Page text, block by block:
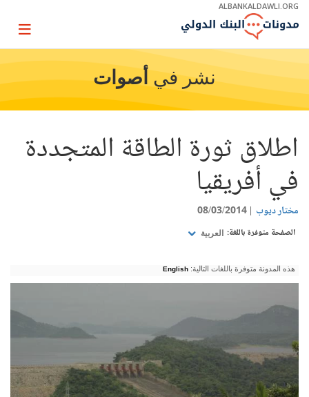
Skip
Main
ALBANKALDAWLI.ORG
Page
نشر في أصوات
اطلاق ثورة الطاقة المتجددة
في أفريقيا
مختار ديوب 08/03/2014
الصفحة متوفرة باللغة: العربية
هذه المدونة متوفرة باللغات التالية: English